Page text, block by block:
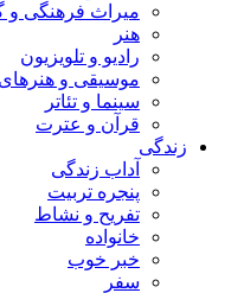
میراث فرهنگی
هنر
رادیو و تلویزیون
موسیقی و
سینما و تئاتر
قرآن و عترت
زندگی
آداب زندگی
پنجره تربیت
تفریح و نشاط
خانواده
خبر خوب
سفر